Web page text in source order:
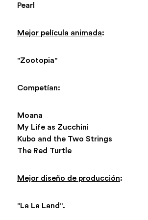
Pearl
Mejor película animada:
"Zootopia"
Competían:
Moana
My Life as Zucchini
Kubo and the Two Strings
The Red Turtle
Mejor diseño de producción:
"La La Land".